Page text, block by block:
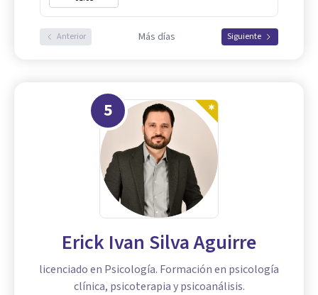
Anterior Más días Siguiente
5
Erick Ivan Silva Aguirre
licenciado en Psicología. Formación en psicología
clínica, psicoterapia y psicoanálisis.